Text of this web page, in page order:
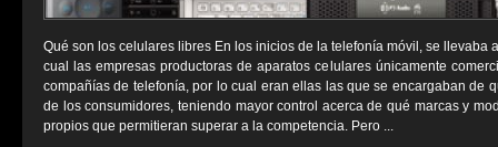
Qué son los celulares libres En los inicios de la telefonía móvil, se llevaba
cual las empresas productoras de aparatos celulares únicamente
compañías de telefonía, por lo cual eran ellas las que se encargaban de
de los consumidores, teniendo mayor control acerca de qué marcas y
propios que permitieran superar a la competencia. Pero ...